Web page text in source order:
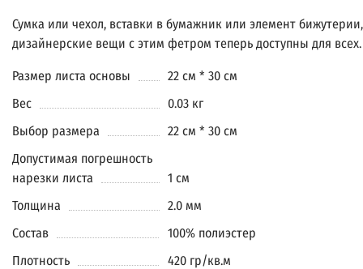
Сумка или чехол, вставки в бумажник или элемент бижутерии,
дизайнерские вещи с этим фетром теперь доступны для всех.
Размер листа основы
22 см * 30 см
Вес
0.03 кг
Выбор размера
22 см * 30 см
Допустимая погрешность
нарезки листа
1 см
Толщина
2.0 мм
Состав
100% полиэстер
Плотность
420 гр/кв.м